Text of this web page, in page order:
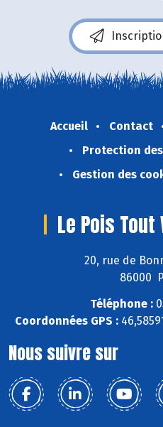
Accueil Contact
Protection
Gestion des
Le Pois
20, rue de
86000
Téléphone :
Coordonnées GPS :
Nous suivre sur